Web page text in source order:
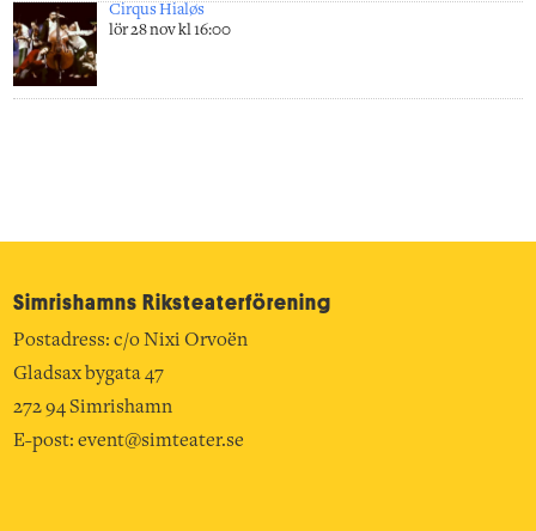
Cirqus Hialøs
lör 28 nov kl 16:00
Simrishamns Riksteater­förening
Postadress: c/o Nixi Orvoën
Gladsax bygata 47
272 94 Simrishamn
E-post:event@simteater.se